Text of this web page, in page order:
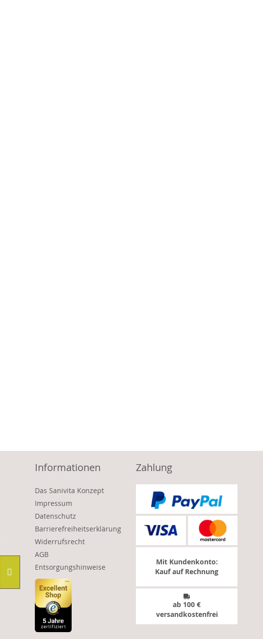
Informationen
Das Sanivita Konzept
Impressum
Datenschutz
Barrierefreiheitserklärung
Widerrufsrecht
AGB
Entsorgungshinweise
Zahlung
Mit Kundenkonto:
Kauf auf Rechnung
ab 100 €
versandkostenfrei